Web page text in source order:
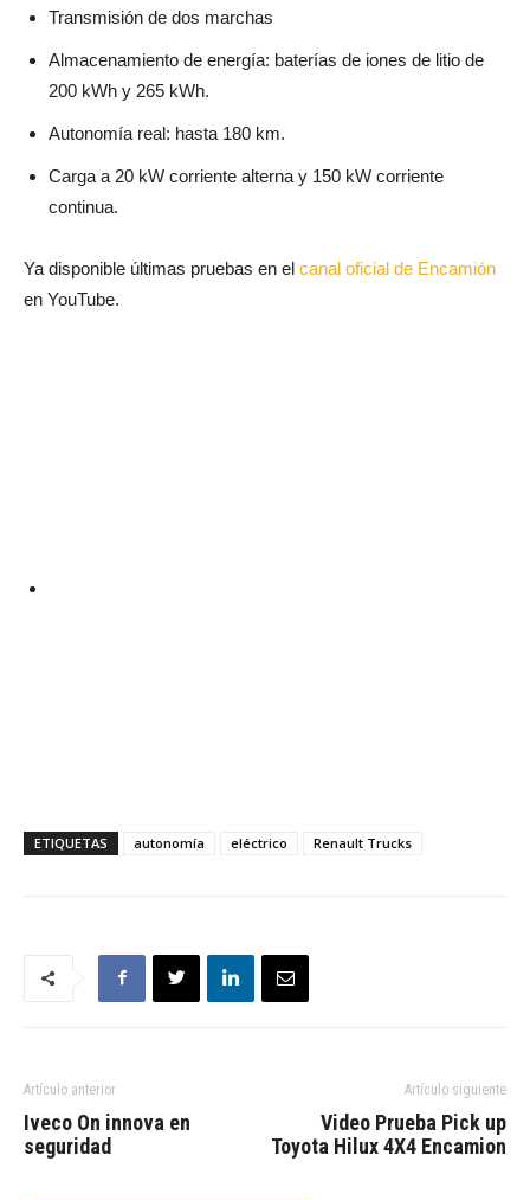
Transmisión de dos marchas
Almacenamiento de energía: baterías de iones de litio de
200 kWh y 265 kWh.
Autonomía real: hasta 180 km.
Carga a 20 kW corriente alterna y 150 kW corriente
continua.
Ya disponible últimas pruebas en el canal oficial de Encamión
en YouTube.
ETIQUETAS autonomía eléctrico Renault Trucks
Artículo anterior
Iveco On innova en
seguridad
Artículo siguiente
Video Prueba Pick up
Toyota Hilux 4X4 Encamion